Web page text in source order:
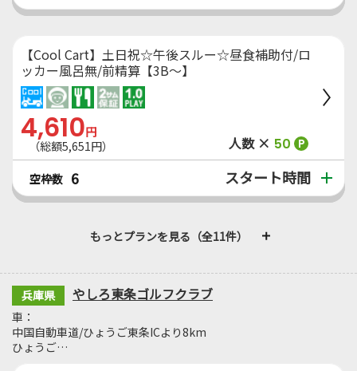
【Cool Cart】土日祝☆午後スルー☆昼食補助付/ロ
ッカー風呂無/前精算【3B～】
4,610円
（総額5,651円）
人数 × 50 P
空枠数 6 スタート時間
もっとプランを見る（全11件）
兵庫県 やしろ東条ゴルフクラブ
車：
中国自動車道/ひょうご東条ICより8km
ひょうご…